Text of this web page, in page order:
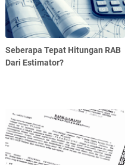
Seberapa Tepat Hitungan RAB
Dari Estimator?